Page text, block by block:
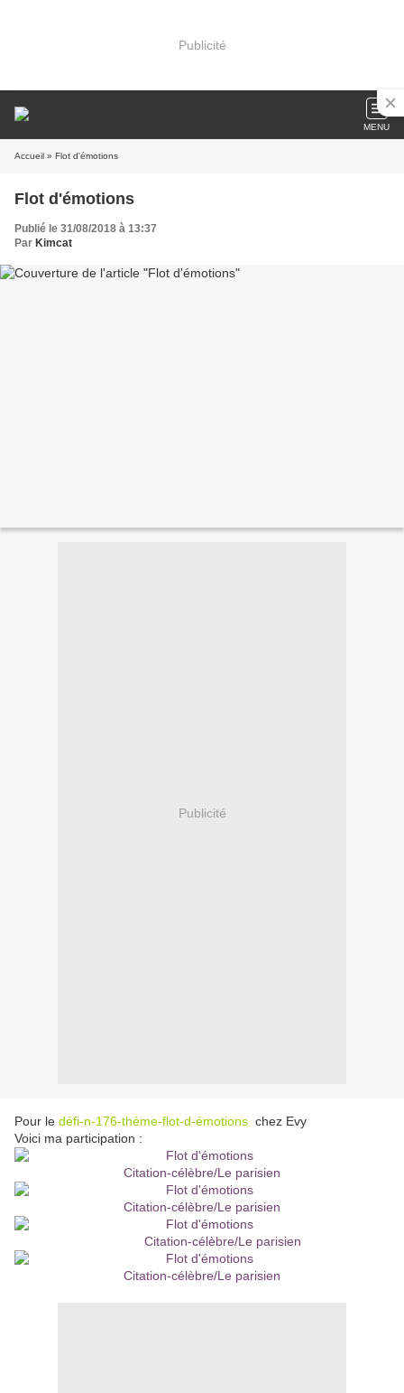
Publicité
MENU
Accueil » Flot d'émotions
Flot d'émotions
Publié le 31/08/2018 à 13:37
Par Kimcat
Publicité
Pour le défi-n-176-thème-flot-d-émotions chez Evy
Voici ma participation :
Citation-célèbre/Le parisien
Citation-célèbre/Le parisien
Citation-célèbre/Le parisien
Citation-célèbre/Le parisien